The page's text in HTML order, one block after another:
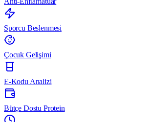
Sporcu Beslenmesi
Çocuk Gelişimi
E-Kodu Analizi
Bütçe Dostu Protein